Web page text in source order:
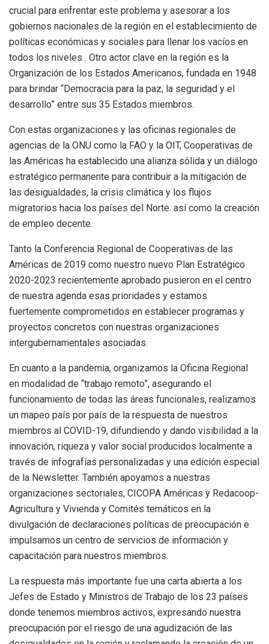
crucial para enfrentar este problema y asesorar a los
gobiernos nacionales de la región en el establecimiento de
políticas económicas y sociales para llenar los vacíos en
todos los niveles . Otro actor clave en la región es la
Organización de los Estados Americanos, fundada en 1948
para brindar “Democracia para la paz, la seguridad y el
desarrollo” entre sus 35 Estados miembros.
Con estas organizaciones y las oficinas regionales de
agencias de la ONU como la FAO y la OIT, Cooperativas de
las Américas ha establecido una alianza sólida y un diálogo
estratégico permanente para contribuir a la mitigación de
las desigualdades, la crisis climática y los flujos
migratorios hacia los países del Norte. así como la creación
de empleo decente.
Tanto la Conferencia Regional de Cooperativas de las
Américas de 2019 como nuestro nuevo Plan Estratégico
2020-2023 recientemente aprobado pusieron en el centro
de nuestra agenda esas prioridades y estamos
fuertemente comprometidos en establecer programas y
proyectos concretos con nuestras organizaciones
intergubernamentales asociadas.
En cuanto a la pandemia, organizamos la Oficina Regional
en modalidad de “trabajo remoto”, asegurando el
funcionamiento de todas las áreas funcionales, realizamos
un mapeo país por país de la respuesta de nuestros
miembros al COVID-19, difundiendo y dando visibilidad a la
innovación, riqueza y valor social producidos localmente a
través de infografías personalizadas y una edición especial
de la Newsletter. También apoyamos a nuestras
organizaciones sectoriales, CICOPA Américas y Redacoop-
Agricultura y Vivienda y Comités temáticos en la
divulgación de declaraciones políticas de preocupación e
impulsamos un centro de servicios de información y
capacitación para nuestros miembros.
La respuesta más importante fue una carta abierta a los
Jefes de Estado y Ministros de Trabajo de los 23 países
donde tenemos miembros activos, expresando nuestra
preocupación por el riesgo de una agudización de las